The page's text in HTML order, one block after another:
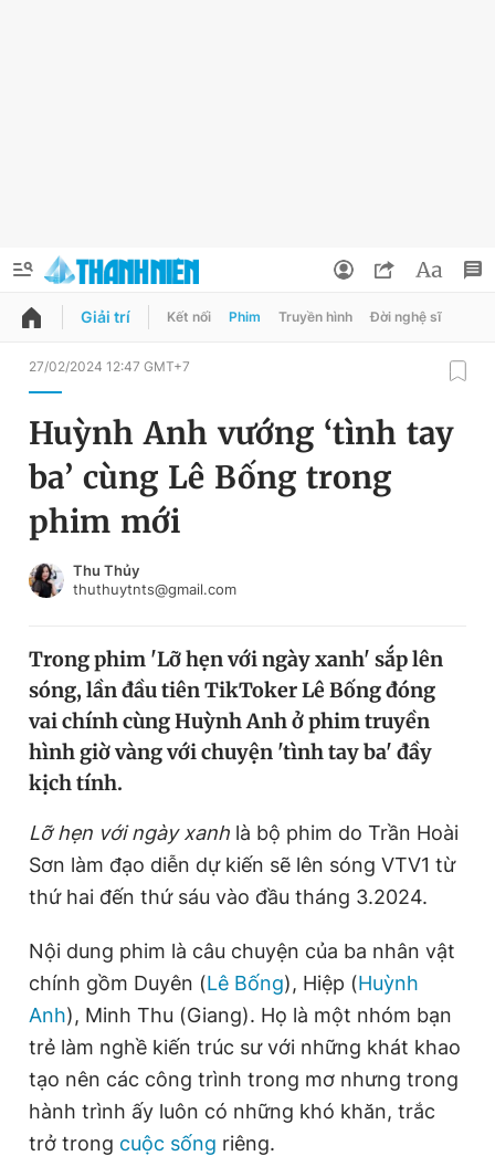
QUẢNG CÁO
Chuyên mục
Chuyên mục khác
Chào ngày mới
Video Magazine
Sản phẩm khác
Tiện ích Bạn cần biết
Thông tin tòa soạn Liên hệ quảng cáo
Đọc Thanh Niên trên điện thoại
Đổi mật khẩu
Tin đã lưu
Đăng xuất
Giải trí Kết nối Phim Truyền hình Đời nghệ sĩ
27/02/2024 12:47 GMT+7
Huỳnh Anh vướng ‘tình tay
ba’ cùng Lê Bống trong
phim mới
Thu Thủy
thuthuytnts@gmail.com
Trong phim 'Lỡ hẹn với ngày xanh' sắp lên
sóng, lần đầu tiên TikToker Lê Bống đóng
vai chính cùng Huỳnh Anh ở phim truyền
hình giờ vàng với chuyện 'tình tay ba' đầy
kịch tính.
Lỡ hẹn với ngày xanh là bộ phim do Trần Hoài
Sơn làm đạo diễn dự kiến sẽ lên sóng VTV1 từ
thứ hai đến thứ sáu vào đầu tháng 3.2024.
Nội dung phim là câu chuyện của ba nhân vật
chính gồm Duyên (Lê Bống), Hiệp (Huỳnh
Anh), Minh Thu (Giang). Họ là một nhóm bạn
trẻ làm nghề kiến trúc sư với những khát khao
tạo nên các công trình trong mơ nhưng trong
hành trình ấy luôn có những khó khăn, trắc
trở trong cuộc sống riêng.